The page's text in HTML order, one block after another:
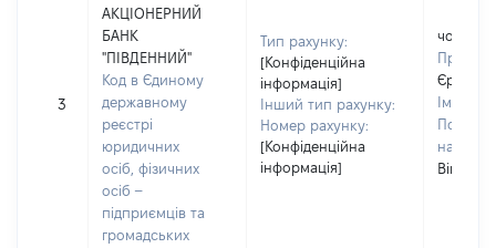
3
АКЦІОНЕРНИЙ
БАНК
"ПІВДЕННИЙ"
Код в Єдиному
державному
реєстрі
юридичних
осіб, фізичних
осіб –
підприємців та
громадських
Тип рахунку:
[Конфіденційна
інформація]
Інший тип рахунку:
Номер рахунку:
[Конфіденційна
інформація]
чоловік
Єрьомін
Ім'я:
По